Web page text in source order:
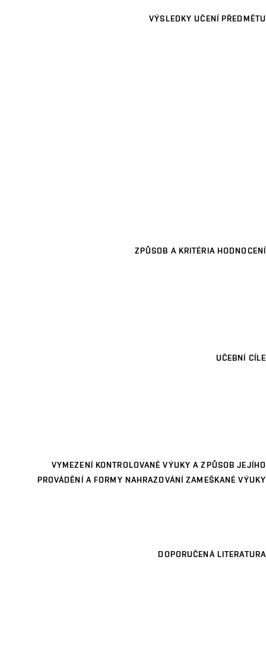
VÝSLEDKY UČENÍ PŘEDMĚTU
ZPŮSOB A KRITÉRIA HODNOCENÍ
UČEBNÍ CÍLE
VYMEZENÍ KONTROLOVANÉ VÝUKY A ZPŮSOB JEJÍHO
PROVÁDĚNÍ A FORMY NAHRAZOVÁNÍ ZAMEŠKANÉ VÝUKY
DOPORUČENÁ LITERATURA